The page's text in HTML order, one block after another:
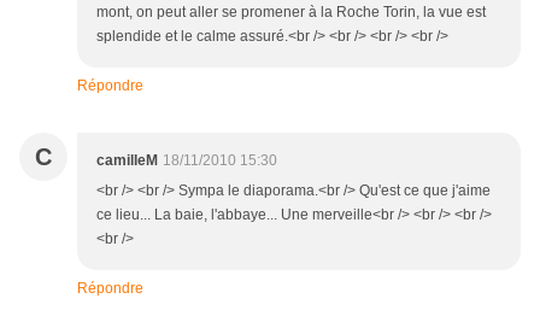
mont, on peut aller se promener à la Roche Torin, la vue est
splendide et le calme assuré.<br /> <br /> <br /> <br />
Répondre
C camilleM 18/11/2010 15:30
<br /> <br /> Sympa le diaporama.<br /> Qu'est ce que j'aime
ce lieu... La baie, l'abbaye... Une merveille<br /> <br /> <br />
<br />
Répondre